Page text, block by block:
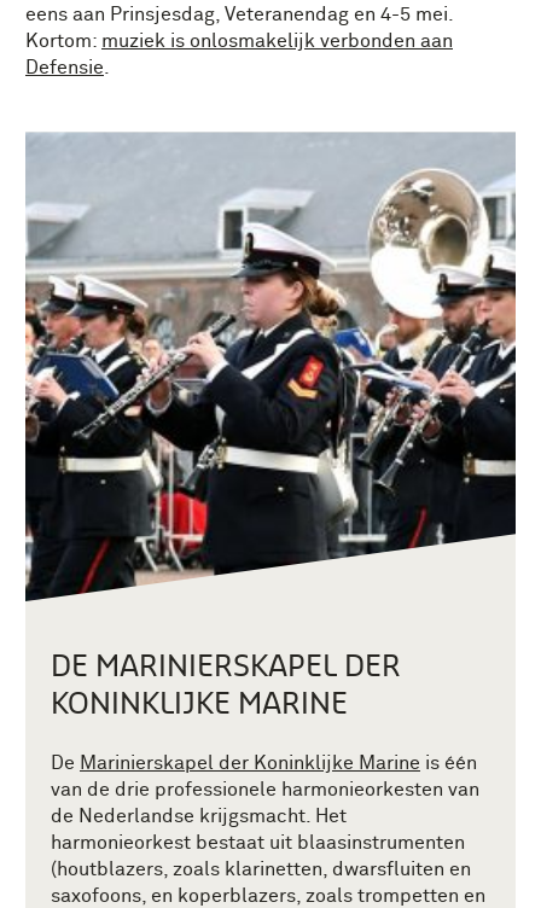
eens aan Prinsjesdag, Veteranendag en 4-5 mei.
Kortom: muziek is onlosmakelijk verbonden aan
Defensie.
DE MARINIERSKAPEL DER
KONINKLIJKE MARINE
De Marinierskapel der Koninklijke Marine is één
van de drie professionele harmonieorkesten van
de Nederlandse krijgsmacht. Het
harmonieorkest bestaat uit blaasinstrumenten
(houtblazers, zoals klarinetten, dwarsfluiten en
saxofoons, en koperblazers, zoals trompetten en